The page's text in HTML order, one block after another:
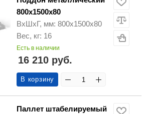
800х1500х80
ВхШхГ, мм: 800х1500х80
Вес, кг: 16
Есть в наличии
16 210 руб.
В корзину
Паллет штабелируемый